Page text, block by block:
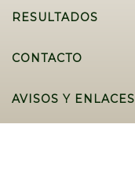
RESULTADOS
CONTACTO
AVISOS Y ENLACES